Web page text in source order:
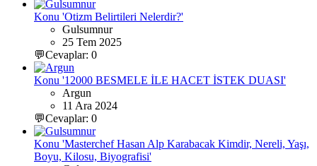
Konu 'Otizm Belirtileri Nelerdir?'
Gulsumnur
25 Tem 2025
💬Cevaplar: 0
Konu '12000 BESMELE İLE HACET İSTEK DUASI'
Argun
11 Ara 2024
💬Cevaplar: 0
Konu 'Masterchef Hasan Alp Karabacak Kimdir, Nereli, Yaşı,
Boyu, Kilosu, Biyografisi'